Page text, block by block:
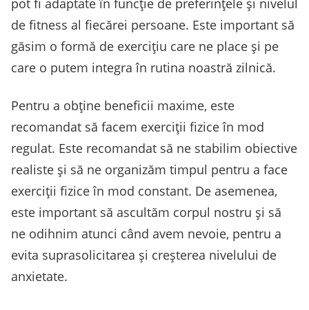
pot fi adaptate în funcție de preferințele și nivelul
de fitness al fiecărei persoane. Este important să
găsim o formă de exercițiu care ne place și pe
care o putem integra în rutina noastră zilnică.
Pentru a obține beneficii maxime, este
recomandat să facem exerciții fizice în mod
regulat. Este recomandat să ne stabilim obiective
realiste și să ne organizăm timpul pentru a face
exerciții fizice în mod constant. De asemenea,
este important să ascultăm corpul nostru și să
ne odihnim atunci când avem nevoie, pentru a
evita suprasolicitarea și creșterea nivelului de
anxietate.